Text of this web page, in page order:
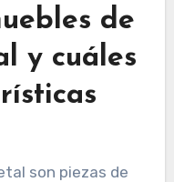
de
y cuáles
son piezas de